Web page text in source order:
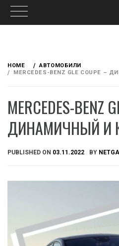
content
HOME
АВТОМОБИЛИ
MERCEDES-BENZ GLE COUPE
MERCEDES-BENZ
ДИНАМИЧНЫЙ И
PUBLISHED ON 03.11.2022 BY